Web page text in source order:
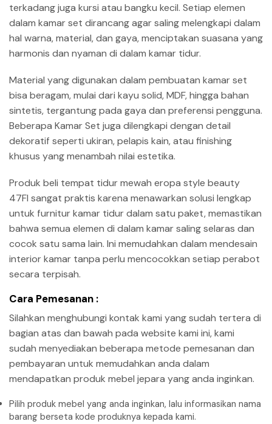
terkadang juga kursi atau bangku kecil. Setiap elemen
dalam kamar set dirancang agar saling melengkapi dalam
hal warna, material, dan gaya, menciptakan suasana yang
harmonis dan nyaman di dalam kamar tidur.
Material yang digunakan dalam pembuatan kamar set
bisa beragam, mulai dari kayu solid, MDF, hingga bahan
sintetis, tergantung pada gaya dan preferensi pengguna.
Beberapa Kamar Set juga dilengkapi dengan detail
dekoratif seperti ukiran, pelapis kain, atau finishing
khusus yang menambah nilai estetika.
Produk beli tempat tidur mewah eropa style beauty
47FI sangat praktis karena menawarkan solusi lengkap
untuk furnitur kamar tidur dalam satu paket, memastikan
bahwa semua elemen di dalam kamar saling selaras dan
cocok satu sama lain. Ini memudahkan dalam mendesain
interior kamar tanpa perlu mencocokkan setiap perabot
secara terpisah.
Cara Pemesanan :
Silahkan menghubungi kontak kami yang sudah tertera di
bagian atas dan bawah pada website kami ini, kami
sudah menyediakan beberapa metode pemesanan dan
pembayaran untuk memudahkan anda dalam
mendapatkan produk mebel jepara yang anda inginkan.
Pilih produk mebel yang anda inginkan, lalu informasikan nama
barang berseta kode produknya kepada kami.